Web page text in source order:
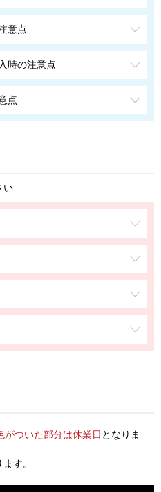
意点
時の注意点
点
い
がついた部分は休業日 となりま
す。